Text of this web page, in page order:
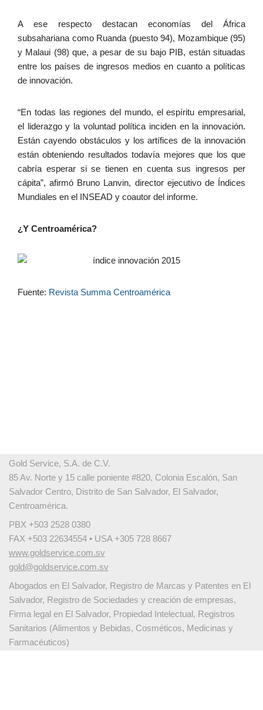
A ese respecto destacan economías del África
subsahariana como Ruanda (puesto 94), Mozambique (95)
y Malaui (98) que, a pesar de su bajo PIB, están situadas
entre los países de ingresos medios en cuanto a políticas
de innovación.
“En todas las regiones del mundo, el espíritu empresarial,
el liderazgo y la voluntad política inciden en la innovación.
Están cayendo obstáculos y los artífices de la innovación
están obteniendo resultados todavía mejores que los que
cabría esperar si se tienen en cuenta sus ingresos per
cápita”, afirmó Bruno Lanvin, director ejecutivo de Índices
Mundiales en el INSEAD y coautor del informe.
¿Y Centroamérica?
Fuente: Revista Summa Centroamérica
Gold Service, S.A. de C.V.
85 Av. Norte y 15 calle poniente #820, Colonia Escalón, San
Salvador Centro, Distrito de San Salvador, El Salvador,
Centroamérica.
PBX +503 2528 0380
FAX +503 22634554 • USA +305 728 8667
www.goldservice.com.sv
gold@goldservice.com.sv
Abogados en El Salvador, Registro de Marcas y Patentes en El
Salvador, Registro de Sociedades y creación de empresas,
Firma legal en El Salvador, Propiedad Intelectual, Registros
Sanitarios (Alimentos y Bebidas, Cosméticos, Medicinas y
Farmacéuticos)